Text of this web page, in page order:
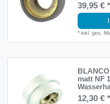
39,95 € *
*inkl. ges.
matt NF
12,30 € *